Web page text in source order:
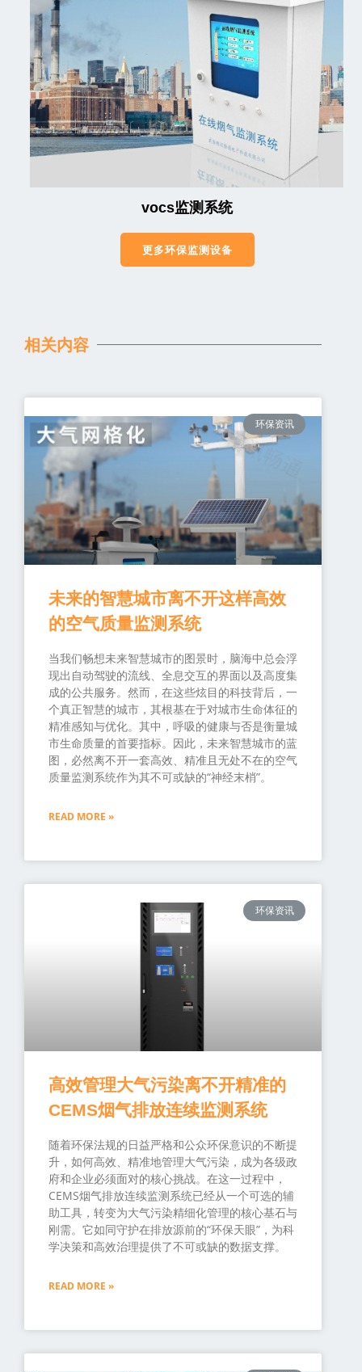
vocs监测系统
更多环保监测设备
相关内容
环保资讯
未来的智慧城市离不开这样高效
的空气质量监测系统
当我们畅想未来智慧城市的图景时，脑海中总会浮
现出自动驾驶的流线、全息交互的界面以及高度集
成的公共服务。然而，在这些炫目的科技背后，一
个真正智慧的城市，其根基在于对城市生命体征的
精准感知与优化。其中，呼吸的健康与否是衡量城
市生命质量的首要指标。因此，未来智慧城市的蓝
图，必然离不开一套高效、精准且无处不在的空气
质量监测系统作为其不可或缺的“神经末梢”。
READ MORE »
环保资讯
高效管理大气污染离不开精准的
CEMS烟气排放连续监测系统
随着环保法规的日益严格和公众环保意识的不断提
升，如何高效、精准地管理大气污染，成为各级政
府和企业必须面对的核心挑战。在这一过程中，
CEMS烟气排放连续监测系统已经从一个可选的辅
助工具，转变为大气污染精细化管理的核心基石与
刚需。它如同守护在排放源前的“环保天眼”，为科
学决策和高效治理提供了不可或缺的数据支撑。
READ MORE »